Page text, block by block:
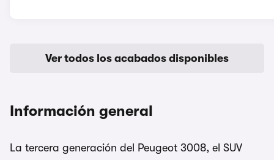
Ver todos los acabados disponibles
Información general
La tercera generación del Peugeot 3008, el SUV